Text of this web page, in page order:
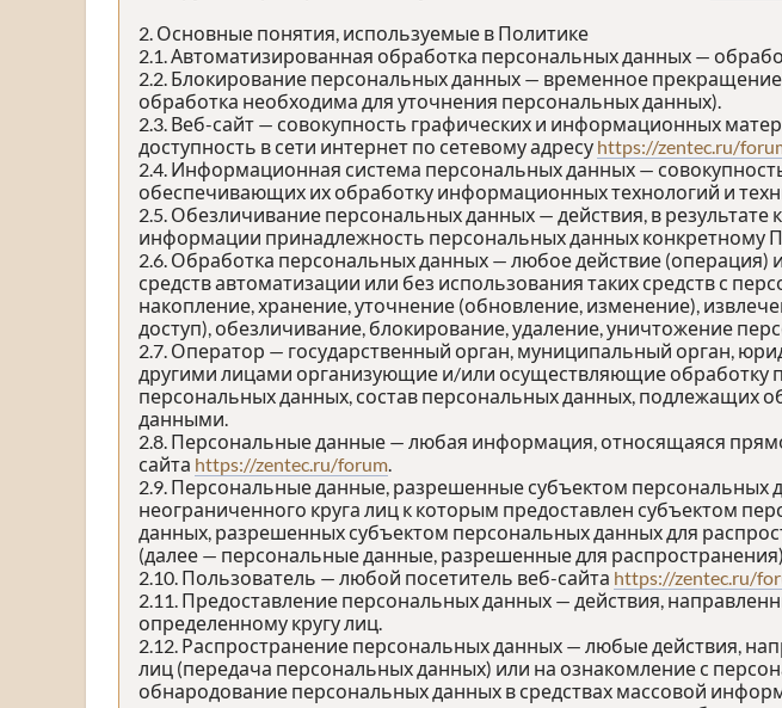
2. Основные понятия, используемые в Политике
2.1. Автоматизированная обработка персональных данных —
2.2. Блокирование персональных данных — временное
обработка необходима для уточнения персональных данных).
2.3. Веб-сайт — совокупность графических и информационных
доступность в сети интернет по сетевому адресу https://zentec.ru/
2.4. Информационная система персональных данных —
обеспечивающих их обработку информационных технологий и
2.5. Обезличивание персональных данных — действия, в
информации принадлежность персональных данных конкретному
2.6. Обработка персональных данных — любое действие
средств автоматизации или без использования таких средств с
накопление, хранение, уточнение (обновление, изменение),
доступ), обезличивание, блокирование, удаление, уничтожение
2.7. Оператор — государственный орган, муниципальный орган,
другими лицами организующие и/или осуществляющие обработку
персональных данных, состав персональных данных, подлежащих
данными.
2.8. Персональные данные — любая информация, относящаяся
сайта https://zentec.ru/forum.
2.9. Персональные данные, разрешенные субъектом персональных
неограниченного круга лиц к которым предоставлен субъектом
данных, разрешенных субъектом персональных данных для
(далее — персональные данные, разрешенные для
2.10. Пользователь — любой посетитель веб-сайта https://zentec.ru/
2.11. Предоставление персональных данных — действия,
определенному кругу лиц.
2.12. Распространение персональных данных — любые действия,
лиц (передача персональных данных) или на ознакомление с
обнародование персональных данных в средствах массовой